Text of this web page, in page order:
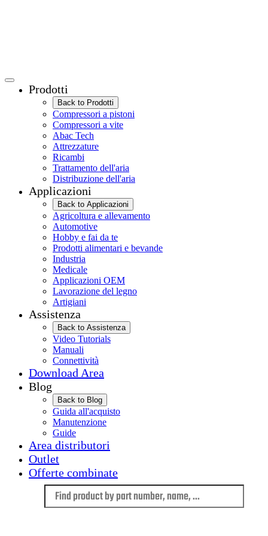
Prodotti
Back to Prodotti
Compressori a pistoni
Compressori a vite
Abac Tech
Attrezzature
Ricambi
Trattamento dell'aria
Distribuzione dell'aria
Applicazioni
Back to Applicazioni
Agricoltura e allevamento
Automotive
Hobby e fai da te
Prodotti alimentari e bevande
Industria
Medicale
Applicazioni OEM
Lavorazione del legno
Artigiani
Assistenza
Back to Assistenza
Video Tutorials
Manuali
Connettività
Download Area
Blog
Back to Blog
Guida all'acquisto
Manutenzione
Guide
Area distributori
Outlet
Offerte combinate